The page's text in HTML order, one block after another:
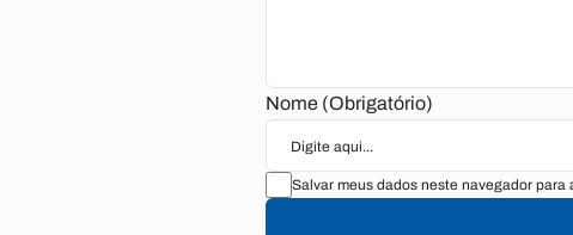
Nome (Obrigatório)
Salvar meus dados neste navegador para